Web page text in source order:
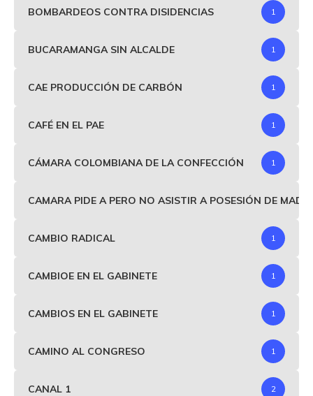
BOMBARDEOS CONTRA DISIDENCIAS 1
BUCARAMANGA SIN ALCALDE 1
CAE PRODUCCIÓN DE CARBÓN 1
CAFÉ EN EL PAE 1
CÁMARA COLOMBIANA DE LA CONFECCIÓN 1
CAMARA PIDE A PERO NO ASISTIR A POSESIÓN DE
CAMBIO RADICAL 1
CAMBIOE EN EL GABINETE 1
CAMBIOS EN EL GABINETE 1
CAMINO AL CONGRESO 1
CANAL 1 2